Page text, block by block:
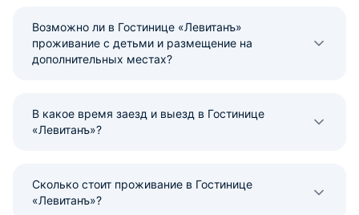
Возможно ли в Гостинице «Левитанъ»
проживание с детьми и размещение на
дополнительных местах?
В какое время заезд и выезд в Гостинице
«Левитанъ»?
Сколько стоит проживание в Гостинице
«Левитанъ»?